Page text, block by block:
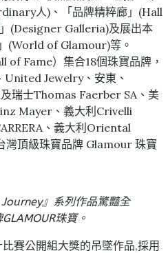
人)、「品牌精粹廊」(Hall
(Designer Galleria)及展出本
(World of Glamour)等。
of Fame）集合18個珠寶品牌，
United Jewelry、安東、
瑞士Thomas Faerber SA、美
Mayer、義大利Crivelli
、義大利Oriental
灣頂級珠寶品牌 Glamour 珠寶
』系列作品驚豔全
珠寶。
賽公開組大獎的吊墜作品,採用